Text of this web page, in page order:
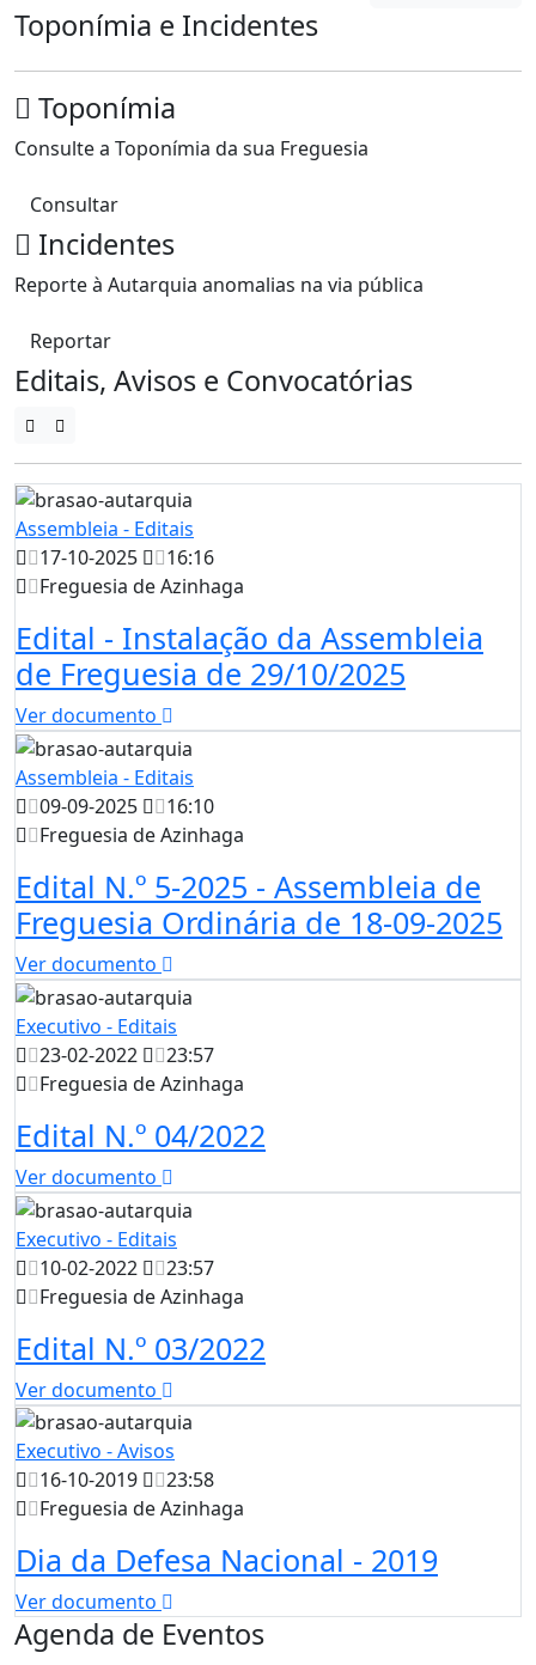
Toponímia e Incidentes
Toponímia
Consulte a Toponímia da sua Freguesia
Consultar
Incidentes
Reporte à Autarquia anomalias na via pública
Reportar
Editais, Avisos e Convocatórias
Assembleia - Editais
17-10-2025
16:16
Freguesia de Azinhaga
Edital - Instalação da Assembleia
de Freguesia de 29/10/2025
Ver documento
Assembleia - Editais
09-09-2025
16:10
Freguesia de Azinhaga
Edital N.º 5-2025 - Assembleia de
Freguesia Ordinária de 18-09-2025
Ver documento
Executivo - Editais
23-02-2022
23:57
Freguesia de Azinhaga
Edital N.º 04/2022
Ver documento
Executivo - Editais
10-02-2022
23:57
Freguesia de Azinhaga
Edital N.º 03/2022
Ver documento
Executivo - Avisos
16-10-2019
23:58
Freguesia de Azinhaga
Dia da Defesa Nacional - 2019
Ver documento
Agenda de Eventos